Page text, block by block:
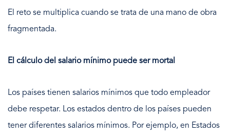
El reto se multiplica cuando se trata de una mano de obra
fragmentada.
El cálculo del salario mínimo puede ser mortal
Los países tienen salarios mínimos que todo empleador
debe respetar. Los estados dentro de los países pueden
tener diferentes salarios mínimos. Por ejemplo, en Estados